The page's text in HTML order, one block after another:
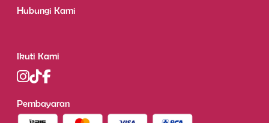
Hubungi Kami
Ikuti Kami
Pembayaran